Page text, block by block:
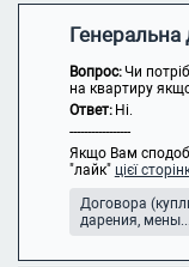
Генеральна
Вопрос:Чи
на квартиру
Ответ: Ні.
-----------------
Якщо Вам
"лайк" цієї
Договора
дарения,